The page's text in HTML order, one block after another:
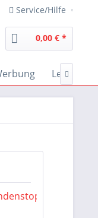
Service/Hilfe
0,00 € *
